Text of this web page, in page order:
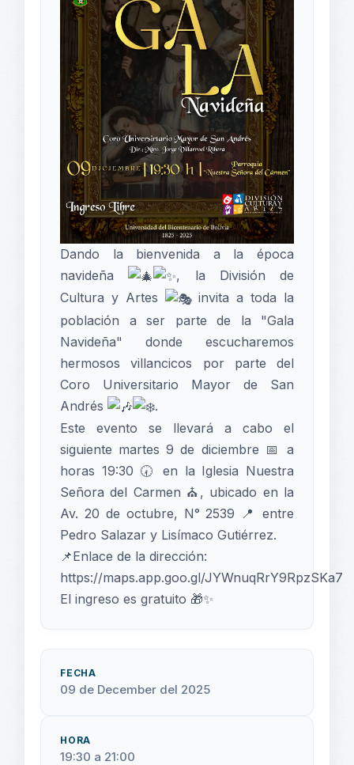
Dando la bienvenida a la época
navideña
, la División de
Cultura y Artes
invita a toda la
población a ser parte de la "Gala
Navideña" donde escucharemos
hermosos villancicos por parte del
Coro Universitario Mayor de San
Andrés
.
Este evento se llevará a cabo el
siguiente martes 9 de diciembre 📅 a
horas 19:30 🕢 en la Iglesia Nuestra
Señora del Carmen ⛪, ubicado en la
Av. 20 de octubre, N° 2539 📍 entre
Pedro Salazar y Lisímaco Gutiérrez.
📌Enlace de la dirección:
https://maps.app.goo.gl/JYWnuqRrY9RpzSKa7
El ingreso es gratuito 🎁✨
FECHA
09 de December del 2025
HORA
19:30 a 21:00